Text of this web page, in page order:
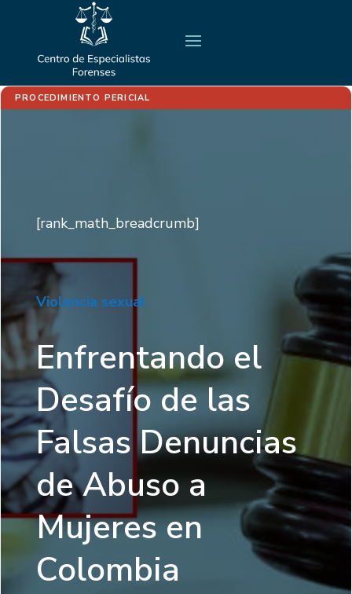
PROCEDIMIENTO PERICIAL
[rank_math_breadcrumb]
Violencia sexual
Enfrentando el
Desafío de las
Falsas Denuncias
de Abuso a
Mujeres en
Colombia